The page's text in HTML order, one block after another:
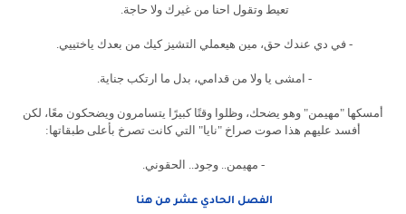
تعيط وتقول احنا من غيرك ولا حاجة.
- في دي عندك حق، مين هيعملي التشيز كيك من بعدك ياختييي.
- امشى يا ولا من قدامي، بدل ما ارتكب جناية.
أمسكها "مهيمن" وهو يضحك، وظلوا وقتًا كبيرًا يتسامرون ويضحكون معًا، لكن
أفسد عليهم هذا صوت صراخ "نايا" التي كانت تصرخ بأعلى طبقاتها:
- مهيمن.. وجود.. الحقوني.
الفصل الحادي عشر من هنا